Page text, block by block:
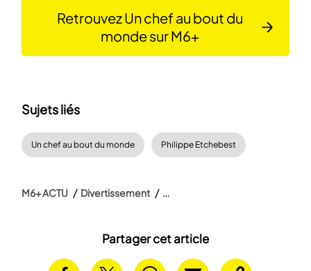
Partager cet article
Retrouvez Un chef au bout du
monde sur M6+
Sujets liés
Un chef au bout du monde Philippe Etchebest
M6+ ACTU Divertissement